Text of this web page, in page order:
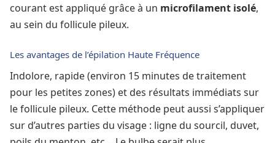
courant est appliqué grâce à un microfilament isolé,
au sein du follicule pileux.
Les avantages de l’épilation Haute Fréquence
Indolore, rapide (environ 15 minutes de traitement
pour les petites zones) et des résultats immédiats sur
le follicule pileux. Cette méthode peut aussi s’appliquer
sur d’autres parties du visage : ligne du sourcil, duvet,